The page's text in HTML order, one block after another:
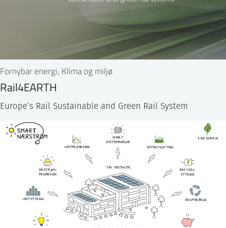
Fornybar energi, Klima og miljø
Rail4EARTH
Europe’s Rail Sustainable and Green Rail System